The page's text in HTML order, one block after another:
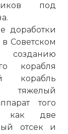
под
доработки
Советском
корабля
корабль
тяжелый
того
как две
отсек и